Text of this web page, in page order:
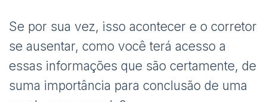
Se por sua vez, isso acontecer e o corretor
se ausentar, como você terá acesso a
essas informações que são certamente, de
suma importância para conclusão de uma